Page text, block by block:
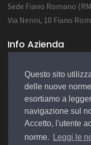
Questo sito
delle nuove
esortiamo a
navigazione sul
Accetto, l'utente
norme.
Leggi le
Sede Fiano Romano
Via Nenni, 10 Fiano
Info Azienda
Cap.Soc. 10.000,00 euro
N° REA RM-1642309
© 2019 Design byEGSoft